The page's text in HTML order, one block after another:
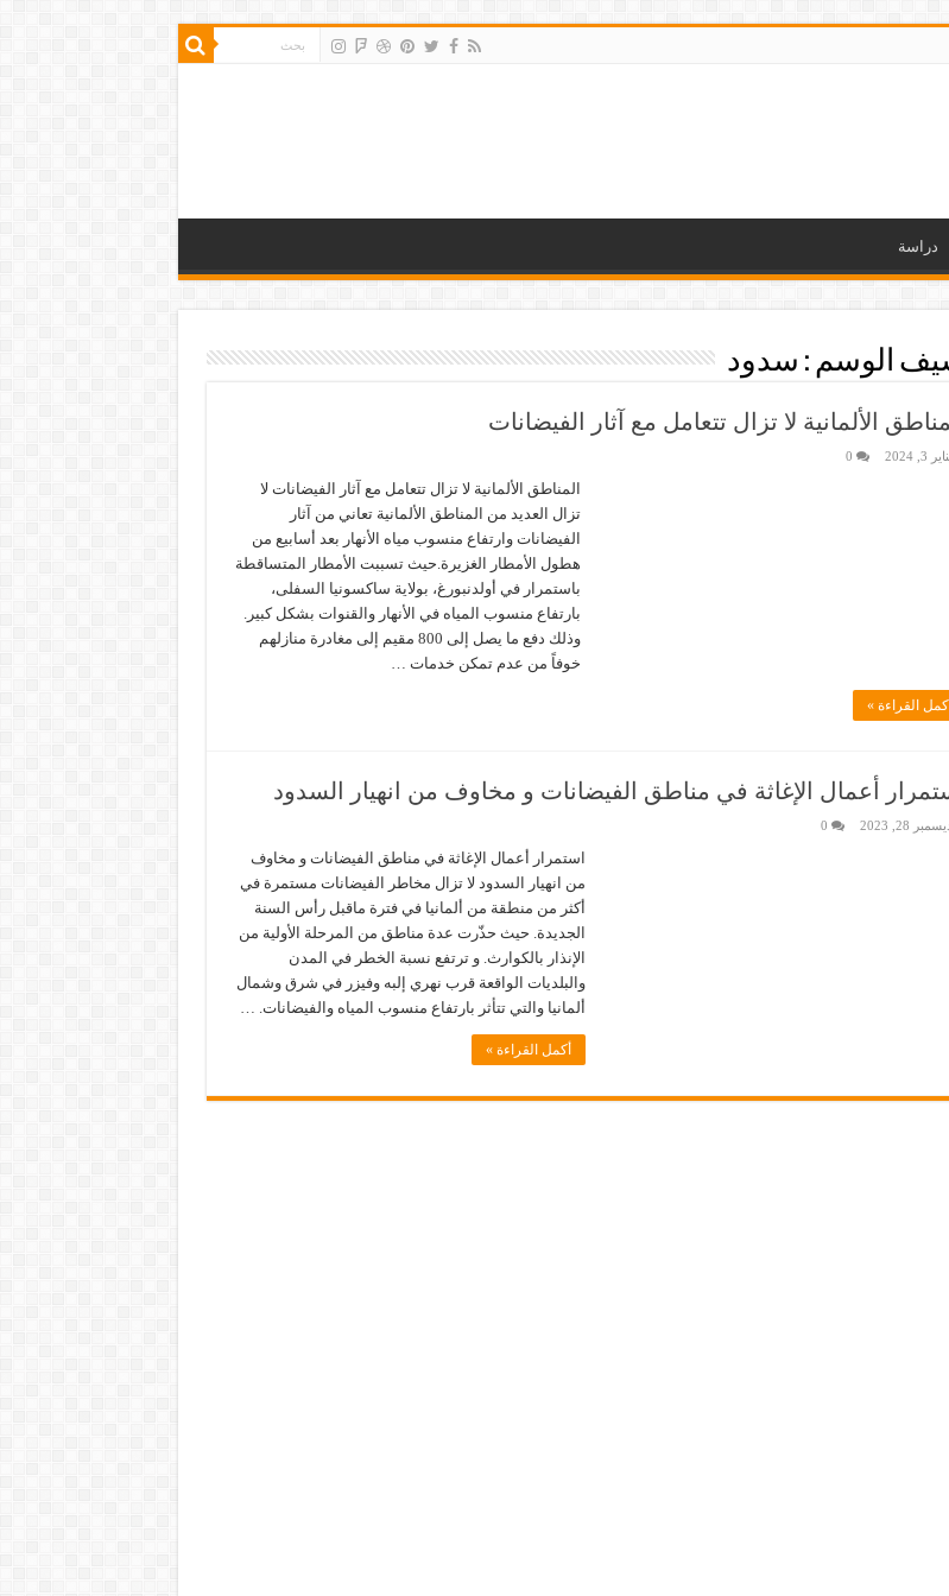
دراسة
الوسم : سدود
الألمانية لا تزال تتعامل مع آثار الفيضانات
3, 2024
0
المناطق الألمانية لا تزال تتعامل مع آثار الفيضانات لا
تزال العديد من المناطق الألمانية تعاني من آثار
الفيضانات وارتفاع منسوب مياه الأنهار بعد أسابيع من
هطول الأمطار الغزيرة.حيث تسببت الأمطار المتساقطة
باستمرار في أولدنبورغ، بولاية ساكسونيا السفلى،
بارتفاع منسوب المياه في الأنهار والقنوات بشكل كبير.
وذلك دفع ما يصل إلى 800 مقيم إلى مغادرة منازلهم
خوفاً من عدم تمكن خدمات …
أكمل القراءة »
أعمال الإغاثة في مناطق الفيضانات و مخاوف من انهيار السدود
28, 2023
0
استمرار أعمال الإغاثة في مناطق الفيضانات و مخاوف
من انهيار السدود لا تزال مخاطر الفيضانات مستمرة في
أكثر من منطقة من ألمانيا في فترة ماقبل رأس السنة
الجديدة. حيث حذّرت عدة مناطق من المرحلة الأولية من
الإنذار بالكوارث. و ترتفع نسبة الخطر في المدن
والبلديات الواقعة قرب نهري إلبه وفيزر في شرق وشمال
ألمانيا والتي تتأثر بارتفاع منسوب المياه والفيضانات. …
أكمل القراءة »